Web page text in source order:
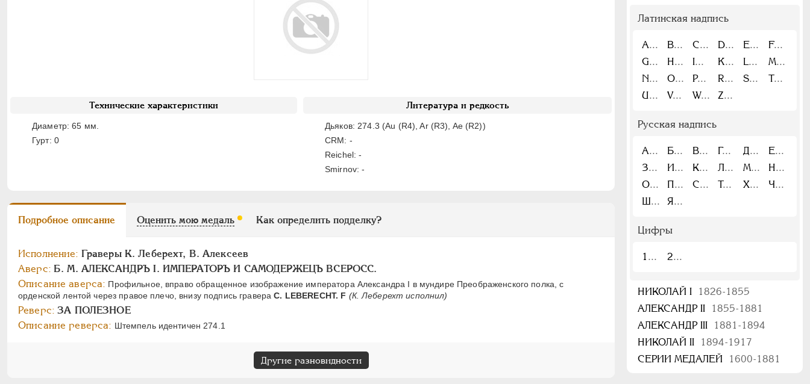
Технические характеристики
Диаметр: 65 мм.
Гурт: 0
Литература и редкость
Дьяков: 274.3 (Au (R4), Ar (R3), Ae (R2))
CRM: -
Reichel: -
Smirnov: -
Подробное описание Оценить мою медаль Как определить подделку?
Исполнение: Граверы К. Леберехт, В. Алексеев
Аверс: Б. М. АЛЕКСАНДРЪ I. ИМПЕРАТОРЪ И САМОДЕРЖЕЦЪ ВСЕРОСС.
Описание аверса: Профильное, вправо обращенное изображение императора Александра I в мундире Преображенского полка, с
орденской лентой через правое плечо, внизу подпись гравераС. LEBERECHT. F (К. Леберехт исполнил)
Реверс: ЗА ПОЛЕЗНОЕ
Описание реверса: Штемпель идентичен 274.1
Другие разновидности
Латинская надпись
A B C D E
F
G
H I K L
M
N
O P R S
T
U
V W Z
Русская надпись
А Б В Г Д
Е
З
И К Л М
Н
О
П С Т Х
Ч
Ш
Я
Цифры
1 2
НИКОЛАЙ I
1826-1855
АЛЕКСАНДР II
1855-1881
АЛЕКСАНДР III
1881-1894
НИКОЛАЙ II
1894-1917
СЕРИИ МЕДАЛЕЙ
1600-1881